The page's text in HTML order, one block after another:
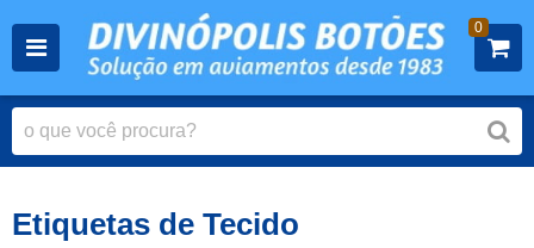
0
Etiquetas de Tecido